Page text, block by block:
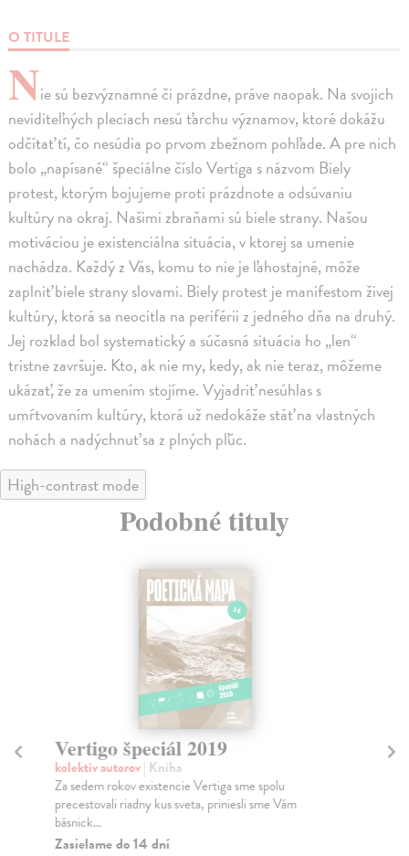
O TITULE
Nie sú bezvýznamné či prázdne, práve naopak. Na svojich
neviditeľných pleciach nesú ťarchu významov, ktoré dokážu
odčítať tí, čo nesúdia po prvom zbežnom pohľade. A pre nich
bolo „napísané“ špeciálne číslo Vertiga s názvom Biely
protest, ktorým bojujeme proti prázdnote a odsúvaniu
kultúry na okraj. Našimi zbraňami sú biele strany. Našou
motiváciou je existenciálna situácia, v ktorej sa umenie
nachádza. Každý z Vás, komu to nie je ľahostajné, môže
zaplniť biele strany slovami. Biely protest je manifestom živej
kultúry, ktorá sa neocitla na periférii z jedného dňa na druhý.
Jej rozklad bol systematický a súčasná situácia ho „len“
tristne završuje. Kto, ak nie my, kedy, ak nie teraz, môžeme
ukázať, že za umením stojíme. Vyjadriť nesúhlas s
umŕtvovaním kultúry, ktorá už nedokáže stáť na vlastných
nohách a nadýchnuť sa z plných pľúc.
High-contrast mode
Podobné tituly
Vertigo špeciál 2019
kolektív autorov| Kniha
Za sedem rokov existencie Vertiga sme spolu
precestovali riadny kus sveta, priniesli sme Vám
básnick...
Zasielame do 14 dní